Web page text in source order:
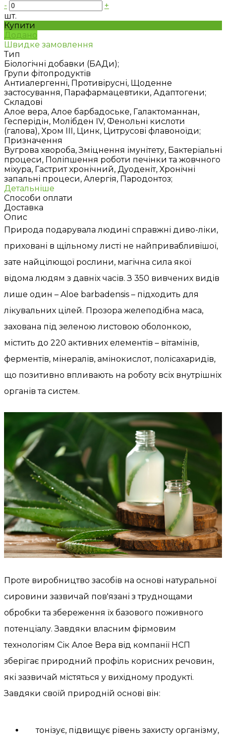
-
+
шт.
Купити
Додано
Швидке замовлення
Тип
Біологічні добавки (БАДи);
Групи фітопродуктів
Антиалергенні, Противірусні, Щоденне
застосування, Парафармацевтики, Адаптогени;
Складові
Алое вера, Алое барбадоське, Галактоманнан,
Гесперідін, Молібден IV, Фенольні кислоти
(галова), Хром ІІІ, Цинк, Цитрусові флавоноїди;
Призначення
Вугрова хвороба, Зміцнення імунітету, Бактеріальні
процеси, Поліпшення роботи печінки та жовчного
міхура, Гастрит хронічний, Дуоденіт, Хронічні
запальні процеси, Алергія, Пародонтоз;
Детальніше
Способи оплати
Доставка
Опис
Природа подарувала людині справжні диво-ліки,
приховані в щільному листі не найпривабливішої,
зате найцілющої рослини, магічна сила якої
відома людям з давніх часів. З 350 вивчених видів
лише один – Aloe barbadensis – підходить для
лікувальних цілей. Прозора желеподібна маса,
захована під зеленою листовою оболонкою,
містить до 220 активних елементів – вітамінів,
ферментів, мінералів, амінокислот, полісахаридів,
що позитивно впливають на роботу всіх внутрішніх
органів та систем.
Проте виробництво засобів на основі натуральної
сировини зазвичай пов'язані з труднощами
обробки та збереження їх базового поживного
потенціалу. Завдяки власним фірмовим
технологіям Сік Алое Вера від компанії НСП
зберігає природний профіль корисних речовин,
які зазвичай містяться у вихідному продукті.
Завдяки своїй природній основі він:
тонізує, підвищує рівень захисту організму,